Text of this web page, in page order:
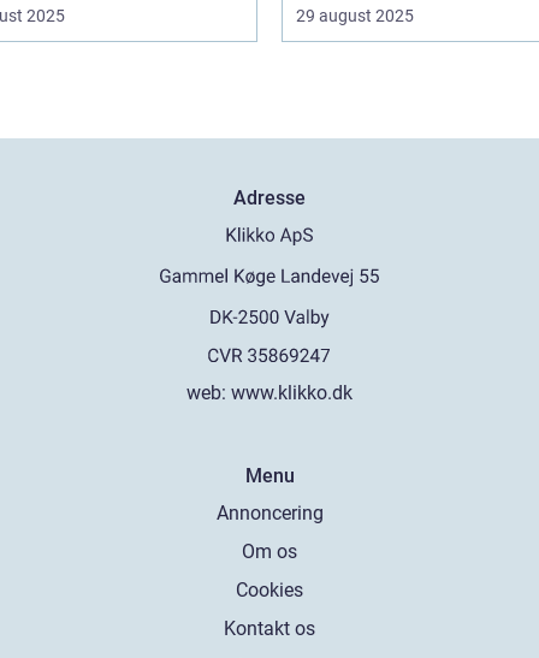
2025 29 august 2025
Adresse
web: www.klikko.dk
Menu
Annoncering
Om os
Cookies
Kontakt os